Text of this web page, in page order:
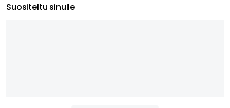
Suositeltu sinulle